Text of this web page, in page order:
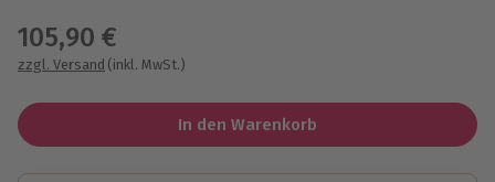
105,90 €
zzgl. Versand (inkl. MwSt.)
In den Warenkorb